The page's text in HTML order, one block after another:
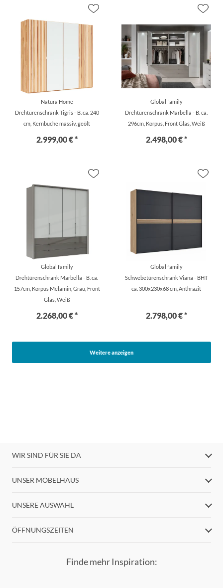
Natura Home
Drehtürenschrank Tigris - B. ca. 240
cm, Kernbuche massiv, geölt
2.999,00 € *
Global family
Drehtürenschrank Marbella - B. ca.
296cm, Korpus, Front Glas, Weiß
2.498,00 € *
Global family
Drehtürenschrank Marbella - B. ca.
157cm, Korpus Melamin, Grau, Front
Glas, Weiß
2.268,00 € *
Global family
Schwebetürenschrank Viana - BHT
ca. 300x230x68 cm, Anthrazit
2.798,00 € *
Weitere anzeigen
WIR SIND FÜR SIE DA
UNSER MÖBELHAUS
UNSERE AUSWAHL
ÖFFNUNGSZEITEN
Finde mehr Inspiration: